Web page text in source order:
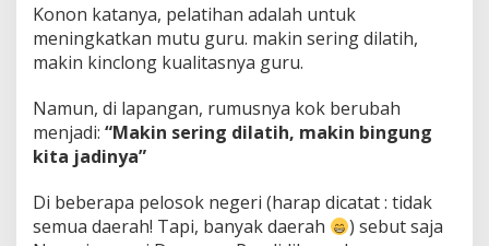
Konon katanya, pelatihan adalah untuk
meningkatkan mutu guru. makin sering dilatih,
makin kinclong kualitasnya guru.
Namun, di lapangan, rumusnya kok berubah
menjadi: “Makin sering dilatih, makin bingung
kita jadinya”
Di beberapa pelosok negeri (harap dicatat : tidak
semua daerah! Tapi, banyak daerah
) sebut saja